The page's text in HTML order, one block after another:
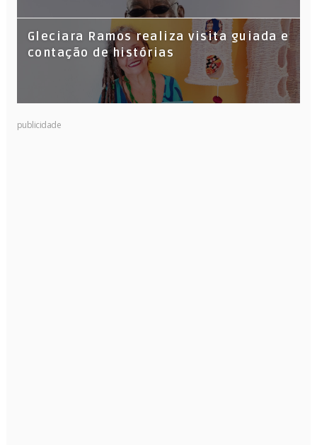
Gleciara Ramos realiza visita guiada e
contação de histórias
publicidade